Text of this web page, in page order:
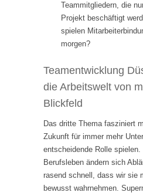
Teammitgliedern, die
Projekt beschäftigt
spielen
morgen?
Teamentwicklung
die Arbeitswelt von
Blickfeld
Das dritte Thema fasziniert
Zukunft für immer mehr
entscheidende Rolle
Berufsleben ändern sich
rasend schnell, dass wir sie
bewusst wahrnehmen.